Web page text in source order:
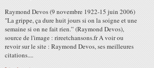
Raymond Devos (9 novembre 1922-15 juin 2006)
"La grippe, ça dure huit jours si on la soigne et une
semaine si on ne fait rien.” (Raymond Devos),
source de l'image : rireetchansons.fr A voir ou
revoir sur le site : Raymond Devos, ses meilleures
citations....